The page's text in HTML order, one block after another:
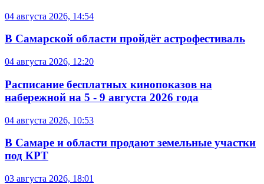
04 августа 2026, 14:54
В Самарской области пройдёт астрофестиваль
04 августа 2026, 12:20
Расписание бесплатных кинопоказов на
набережной на 5 - 9 августа 2026 года
04 августа 2026, 10:53
В Самаре и области продают земельные участки
под КРТ
03 августа 2026, 18:01